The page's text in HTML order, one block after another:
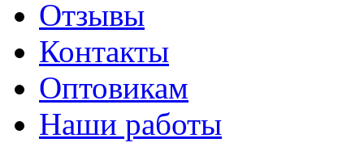
Отзывы
Контакты
Оптовикам
Наши работы